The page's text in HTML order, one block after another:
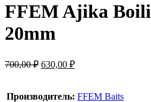
FFEM Ajika
20mm
700,00₽ 630,00 ₽
Производитель: FFEM Baits